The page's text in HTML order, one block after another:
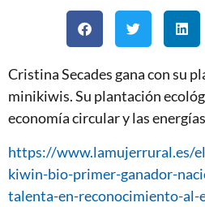
Cristina Secades gana con su
minikiwis. Su plantación
economía circular y las
https://www.lamujerrural.es/
kiwin-bio-primer-ganador-
talenta-en-reconocimiento-